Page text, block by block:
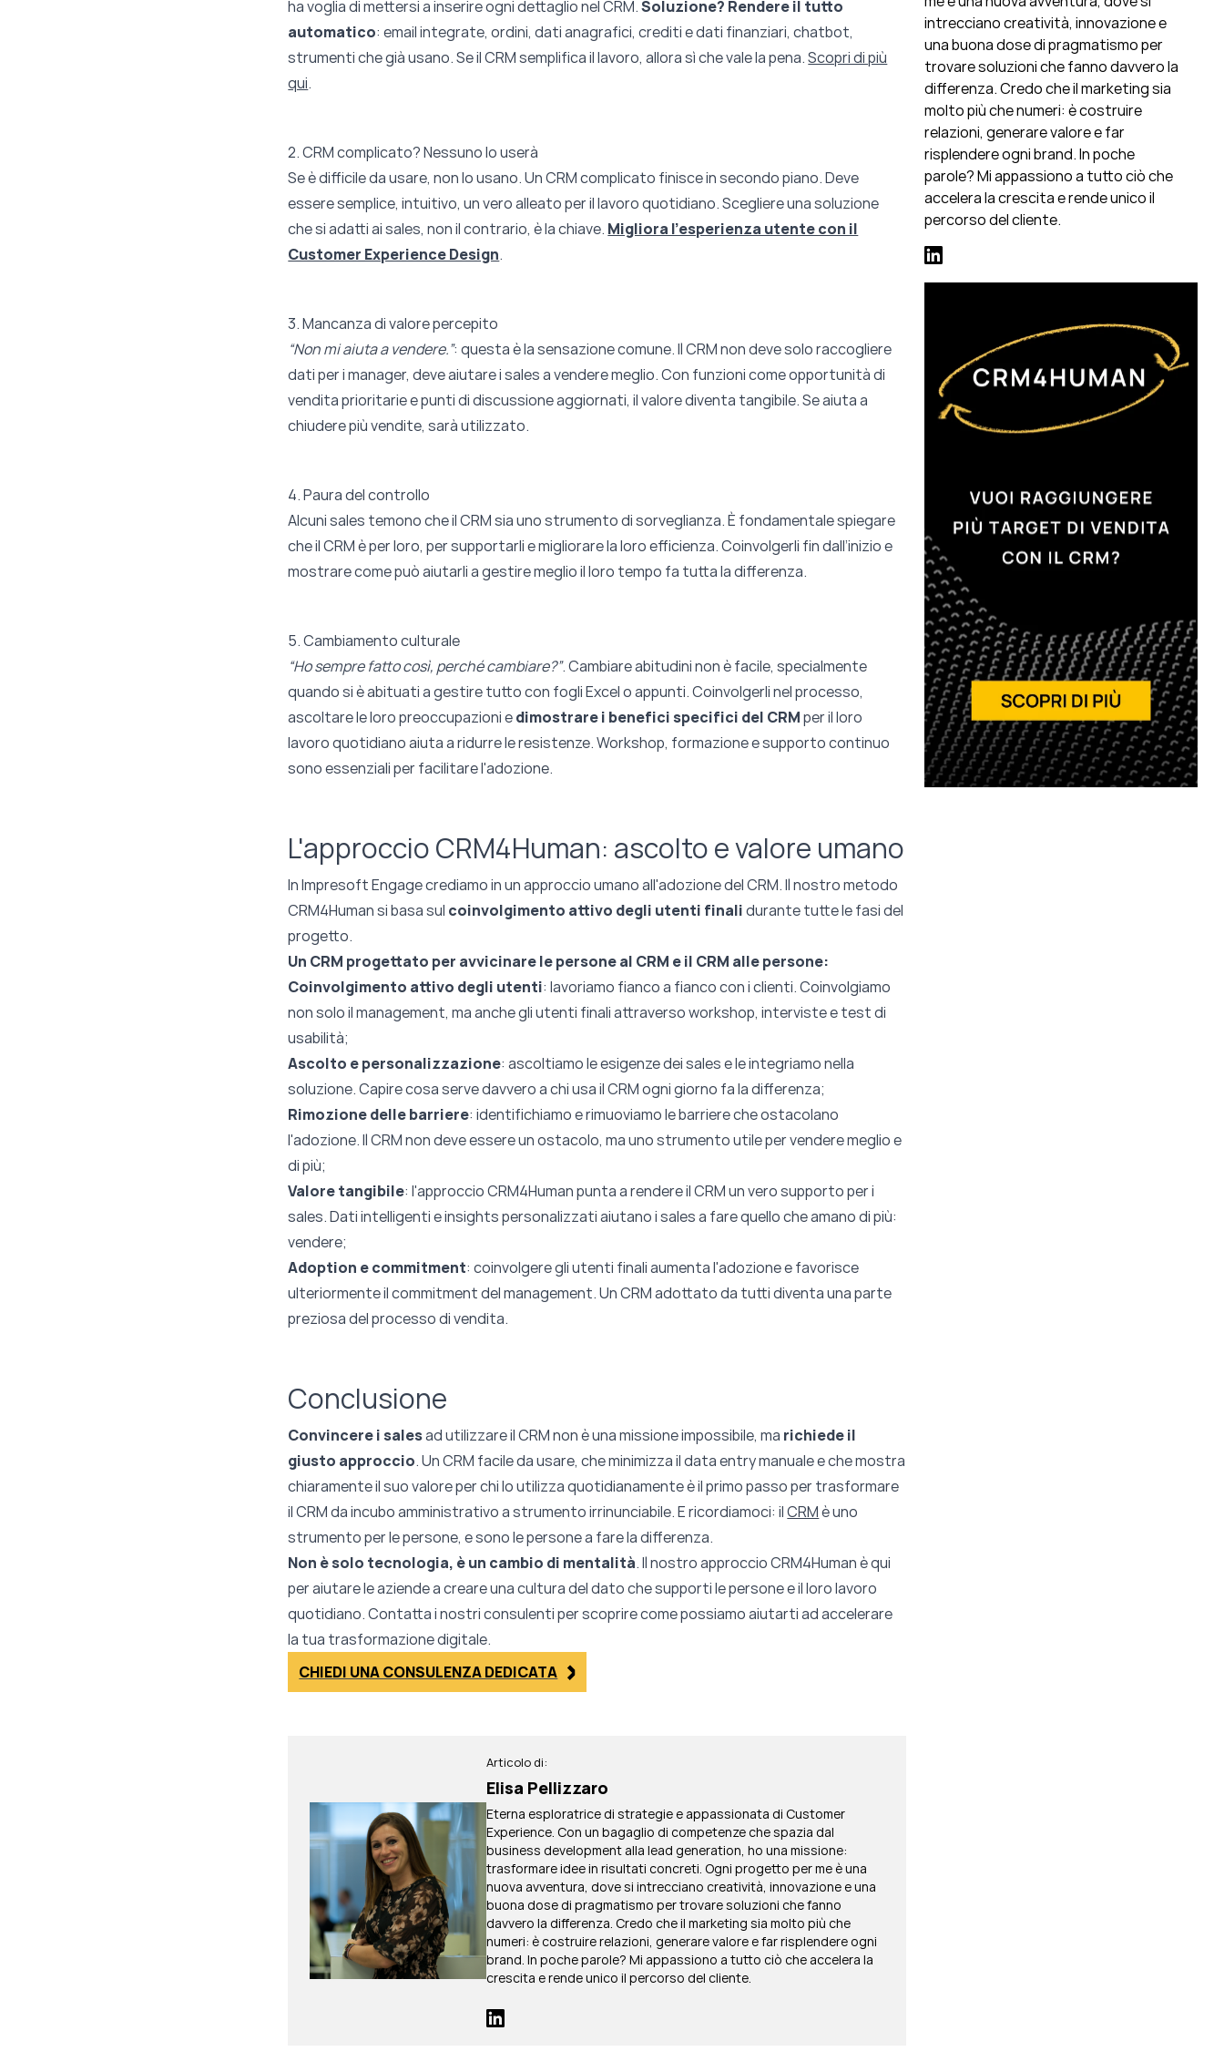
ha voglia di mettersi a inserire ogni dettaglio nel CRM.Soluzione? Rendere il tutto
automatico: email integrate, ordini, dati anagrafici, crediti e dati finanziari, chatbot,
strumenti che già usano. Se il CRM semplifica il lavoro, allora sì che vale la pena.Scopri di più
qui.
2. CRM complicato? Nessuno lo userà
Se è difficile da usare, non lo usano. Un CRM complicato finisce in secondo piano. Deve
essere semplice, intuitivo, un vero alleato per il lavoro quotidiano. Scegliere una soluzione
che si adatti ai sales, non il contrario, è la chiave. Migliora l'esperienza utente con il
Customer Experience Design.
3. Mancanza di valore percepito
“Non mi aiuta a vendere.”: questa è la sensazione comune. Il CRM non deve solo raccogliere
dati per i manager, deve aiutare i sales a vendere meglio. Con funzioni come opportunità di
vendita prioritarie e punti di discussione aggiornati, il valore diventa tangibile. Se aiuta a
chiudere più vendite, sarà utilizzato.
4. Paura del controllo
Alcuni sales temono che il CRM sia uno strumento di sorveglianza. È fondamentale spiegare
che il CRM è per loro, per supportarli e migliorare la loro efficienza. Coinvolgerli fin dall’inizio e
mostrare come può aiutarli a gestire meglio il loro tempo fa tutta la differenza.
5. Cambiamento culturale
“Ho sempre fatto così, perché cambiare?”. Cambiare abitudini non è facile, specialmente
quando si è abituati a gestire tutto con fogli Excel o appunti. Coinvolgerli nel processo,
ascoltare le loro preoccupazioni edimostrare i benefici specifici del CRMper il loro
lavoro quotidiano aiuta a ridurre le resistenze. Workshop, formazione e supporto continuo
sono essenziali per facilitare l'adozione.
L'approccio CRM4Human: ascolto e valore umano
In Impresoft Engage crediamo in un approccio umano all'adozione del CRM. Il nostro metodo
CRM4Human si basa sul coinvolgimento attivo degli utenti finalidurante tutte le fasi del
progetto.
Un CRM progettato per avvicinare le persone al CRM e il CRM alle persone:
Coinvolgimento attivo degli utenti: lavoriamo fianco a fianco con i clienti. Coinvolgiamo
non solo il management, ma anche gli utenti finali attraverso workshop, interviste e test di
usabilità;
Ascolto e personalizzazione: ascoltiamo le esigenze dei sales e le integriamo nella
soluzione. Capire cosa serve davvero a chi usa il CRM ogni giorno fa la differenza;
Rimozione delle barriere: identifichiamo e rimuoviamo le barriere che ostacolano
l'adozione. Il CRM non deve essere un ostacolo, ma uno strumento utile per vendere meglio e
di più;
Valore tangibile: l'approccio CRM4Human punta a rendere il CRM un vero supporto per i
sales. Dati intelligenti e insights personalizzati aiutano i sales a fare quello che amano di più:
vendere;
Adoption e commitment: coinvolgere gli utenti finali aumenta l'adozione e favorisce
ulteriormente il commitment del management. Un CRM adottato da tutti diventa una parte
preziosa del processo di vendita.
Conclusione
Convincere i salesad utilizzare il CRM non è una missione impossibile, ma richiede il
giusto approccio. Un CRM facile da usare, che minimizza il data entry manuale e che mostra
chiaramente il suo valore per chi lo utilizza quotidianamente è il primo passo per trasformare
il CRM da incubo amministrativo a strumento irrinunciabile. E ricordiamoci: ilCRMè uno
strumento per le persone, e sono le persone a fare la differenza.
Non è solo tecnologia, è un cambio di mentalità. Il nostro approccio CRM4Human è qui
per aiutare le aziende a creare una cultura del dato che supporti le persone e il loro lavoro
quotidiano. Contatta i nostri consulenti per scoprire come possiamo aiutarti ad accelerare
la tua trasformazione digitale.
CHIEDI UNA CONSULENZA DEDICATA
intrecciano creatività, innovazione e
una buona dose di pragmatismo per
trovare soluzioni che fanno davvero la
differenza. Credo che il marketing sia
molto più che numeri: è costruire
relazioni, generare valore e far
risplendere ogni brand. In poche
parole? Mi appassiono a tutto ciò che
accelera la crescita e rende unico il
percorso del cliente.
Articolo di:
Elisa Pellizzaro
Eterna esploratrice di strategie e appassionata di Customer
Experience. Con un bagaglio di competenze che spazia dal
business development alla lead generation, ho una missione:
trasformare idee in risultati concreti. Ogni progetto per me è una
nuova avventura, dove si intrecciano creatività, innovazione e una
buona dose di pragmatismo per trovare soluzioni che fanno
davvero la differenza. Credo che il marketing sia molto più che
numeri: è costruire relazioni, generare valore e far risplendere ogni
brand. In poche parole? Mi appassiono a tutto ciò che accelera la
crescita e rende unico il percorso del cliente.